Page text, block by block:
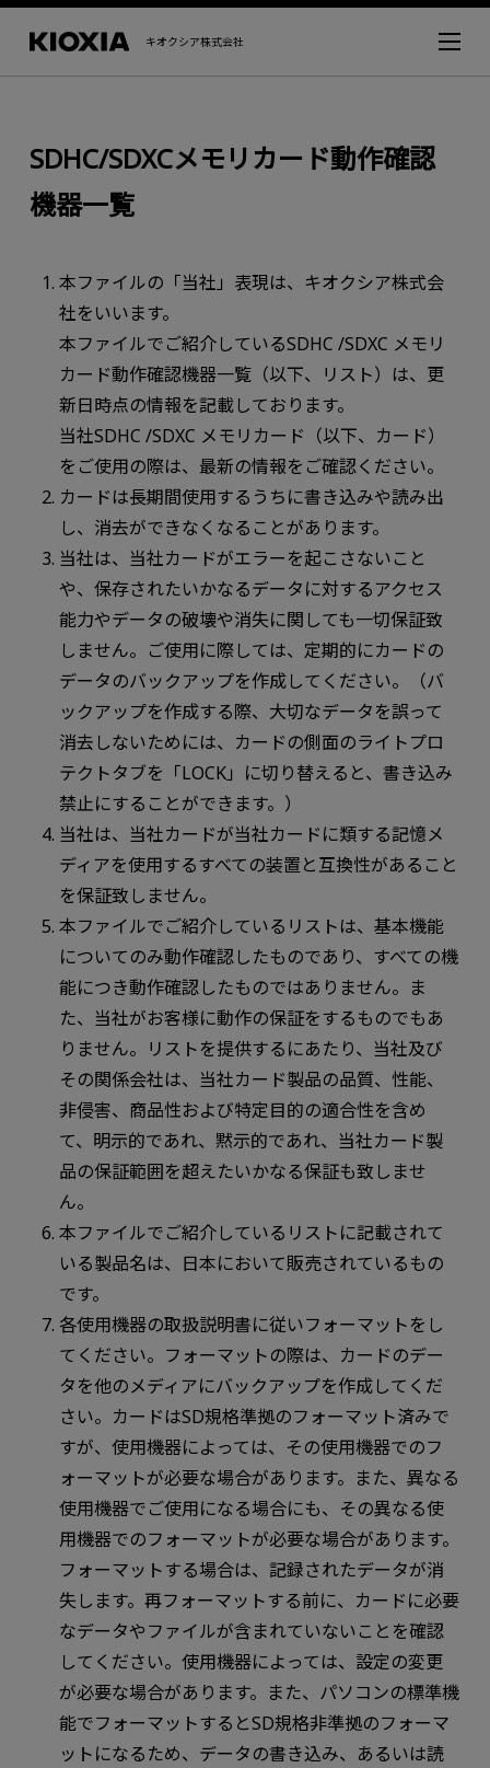
キオクシア株式会社
SDHC/SDXCメモリカード動作確認
機器一覧
本ファイルの「当社」表現は、キオクシア株式会
社をいいます。
本ファイルでご紹介しているSDHC /SDXC メモリ
カード動作確認機器一覧（以下、リスト）は、更
新日時点の情報を記載しております。
当社SDHC /SDXC メモリカード（以下、カード）
をご使用の際は、最新の情報をご確認ください。
カードは長期間使用するうちに書き込みや読み出
し、消去ができなくなることがあります。
当社は、当社カードがエラーを起こさないこと
や、保存されたいかなるデータに対するアクセス
能力やデータの破壊や消失に関しても一切保証致
しません。ご使用に際しては、定期的にカードの
データのバックアップを作成してください。（バ
ックアップを作成する際、大切なデータを誤って
消去しないためには、カードの側面のライトプロ
テクトタブを「LOCK」に切り替えると、書き込み
禁止にすることができます。）
当社は、当社カードが当社カードに類する記憶メ
ディアを使用するすべての装置と互換性があること
を保証致しません。
本ファイルでご紹介しているリストは、基本機能
についてのみ動作確認したものであり、すべての機
能につき動作確認したものではありません。ま
た、当社がお客様に動作の保証をするものでもあ
りません。リストを提供するにあたり、当社及び
その関係会社は、当社カード製品の品質、性能、
非侵害、商品性および特定目的の適合性を含め
て、明示的であれ、黙示的であれ、当社カード製
品の保証範囲を超えたいかなる保証も致しませ
ん。
本ファイルでご紹介しているリストに記載されて
いる製品名は、日本において販売されているもの
です。
各使用機器の取扱説明書に従いフォーマットをし
てください。フォーマットの際は、カードのデー
タを他のメディアにバックアップを作成してくだ
さい。カードはSD規格準拠のフォーマット済みで
すが、使用機器によっては、その使用機器でのフ
ォーマットが必要な場合があります。また、異なる
使用機器でご使用になる場合にも、その異なる使
用機器でのフォーマットが必要な場合があります。
フォーマットする場合は、記録されたデータが消
失します。再フォーマットする前に、カードに必要
なデータやファイルが含まれていないことを確認
してください。使用機器によっては、設定の変更
が必要な場合があります。また、パソコンの標準機
能でフォーマットするとSD規格非準拠のフォーマ
ットになるため、データの書き込み、あるいは読